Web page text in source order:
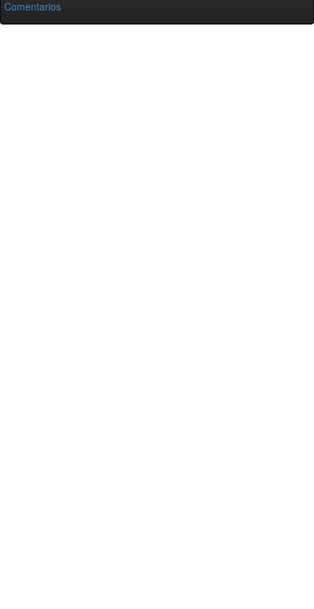
Comentarios